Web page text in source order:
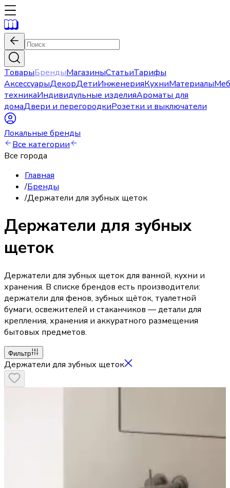
ТоварыБрендыМагазиныСтатьиТарифы
АксессуарыДекорДетиИнженерияКухниМатериалы
техникаИндивидульные изделияАроматы для
домаДвери и перегородкиРозетки и выключатели
Локальные бренды
Все категории
Все города
Главная
/Бренды
/Держатели для зубных щеток
Держатели для зубных
щеток
Держатели для зубных щеток для ванной, кухни и
хранения. В списке брендов есть производители:
держатели для фенов, зубных щёток, туалетной
бумаги, освежителей и стаканчиков — детали для
крепления, хранения и аккуратного размещения
бытовых предметов.
Фильтр
Держатели для зубных щеток